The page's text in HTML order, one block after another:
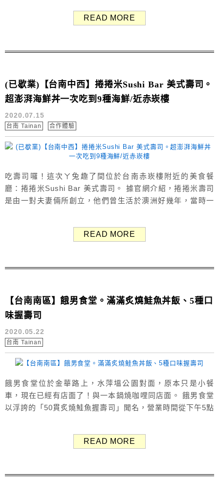
生魚片、手捲、炸物、握壽司、壽司卷、烏龍麵、丼飯、
READ MORE
(已歇業)【台南中西】捲捲米Sushi Bar 美式壽司。
超澎湃海鮮丼一次吃到9種海鮮/近赤崁樓
2020.07.15
台南 Tainan 合作體驗
吃壽司囉！這次ㄚ兔趣了間位於台南赤崁樓附近的美食餐
廳：捲捲米Sushi Bar 美式壽司。 據官網介紹，捲捲米壽司
是由一對夫妻倆所創立，他們曾生活於澳洲好幾年，當時一
間美式壽司專賣店，也就是捲捲米。 關於捲捲米Sushi Bar
READ MORE
【台南南區】餓男食堂。滿滿炙燒鮭魚丼飯、5種口
味握壽司
2020.05.22
台南 Tainan
餓男食堂位於金華路上，水萍塭公園對面，原本只是小餐
車，現在已經有店面了！與一本鍋燒咖哩同店面。 餓男食堂
以浮誇的「50貫炙燒鮭魚握壽司」聞名，營業時間從下午5點
單 Menu 餓男食堂以握壽司、丼飯為主，比較特別的是有提
READ MORE